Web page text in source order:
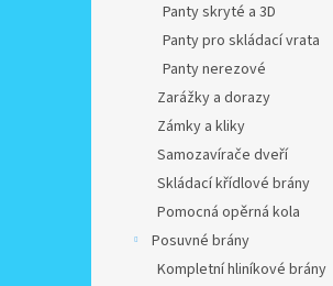
Panty skryté a 3D
Panty pro skládací vrata
Panty nerezové
Zarážky a dorazy
Zámky a kliky
Samozavírače dveří
Skládací křídlové brány
Pomocná opěrná kola
Posuvné brány
Kompletní hliníkové brány